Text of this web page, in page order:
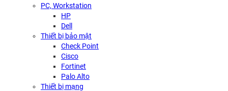
PC, Workstation
HP
Dell
Thiết bị bảo mật
Check Point
Cisco
Fortinet
Palo Alto
Thiết bị mạng